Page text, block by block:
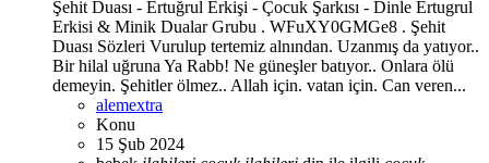
Şehit Duası - Ertuğrul Erkişi - Çocuk Şarkısı - Dinle Ertugrul
Erkisi & Minik Dualar Grubu . WFuXY0GMGe8 . Şehit
Duası Sözleri Vurulup tertemiz alnından. Uzanmış da yatıyor..
Bir hilal uğruna Ya Rabb! Ne güneşler batıyor.. Onlara ölü
demeyin. Şehitler ölmez.. Allah için. vatan için. Can veren...
alemextra
Konu
15 Şub 2024